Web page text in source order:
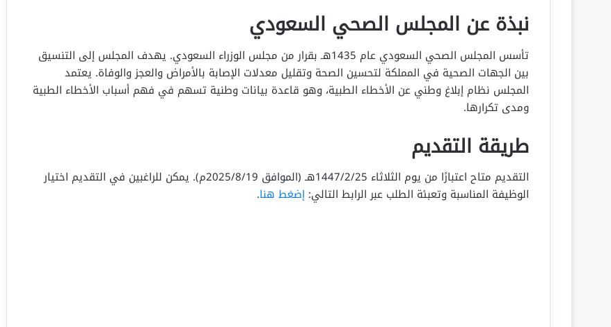
نبذة عن المجلس الصحي السعودي
تأسس المجلس الصحي السعودي عام 1435هـ بقرار من مجلس الوزراء السعودي. يهدف المجلس إلى التنسيق
بين الجهات الصحية في المملكة لتحسين الصحة وتقليل معدلات الإصابة بالأمراض والعجز والوفاة. يعتمد
المجلس نظام إبلاغ وطني عن الأخطاء الطبية، وهو قاعدة بيانات وطنية تسهم في فهم أسباب الأخطاء الطبية
ومدى تكرارها.
طريقة التقديم
التقديم متاح اعتبارًا من يوم الثلاثاء 1447/2/25هـ (الموافق 2025/8/19م). يمكن للراغبين في التقديم اختيار
الوظيفة المناسبة وتعبئة الطلب عبر الرابط التالي: إضغط هنا.